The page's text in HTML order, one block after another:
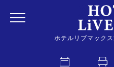
ホテルリブマック